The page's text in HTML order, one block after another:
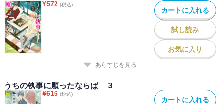
¥572 (税込)
カートに入れる
試し読み
お気に入り
あらすじを見る
うちの執事に願ったならば ３
¥616 (税込)
カートに入れる